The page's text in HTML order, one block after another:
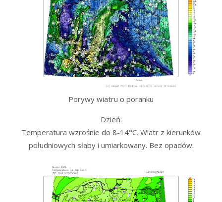
Porywy wiatru o poranku
Dzień:
Temperatura wzrośnie do 8-14°C. Wiatr z kierunków
południowych słaby i umiarkowany. Bez opadów.